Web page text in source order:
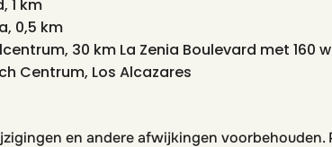
1 km
0,5 km
30 km La Zenia Boulevard met 160
Centrum, Los Alcazares
en andere afwijkingen